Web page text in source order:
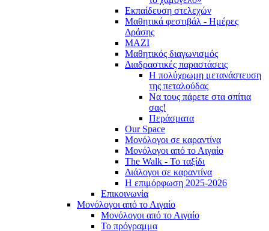
Εκπαίδευση στελεχών
Μαθητικά φεστιβάλ - Ημέρες
Δράσης
ΜΑΖΙ
Μαθητικός διαγωνισμός
Διαδραστικές παραστάσεις
Η πολύχρωμη μετανάστευση
της πεταλούδας
Να τους πάρετε στα σπίτια
σας!
Περάσματα
Our Space
Μονόλογοι σε καραντίνα
Μονόλογοι από το Αιγαίο
The Walk - Το ταξίδι
Διάλογοι σε καραντίνα
Η επιμόρφωση 2025-2026
Επικοινωνία
Μονόλογοι από το Αιγαίο
Μονόλογοι από το Αιγαίο
Το πρόγραμμα